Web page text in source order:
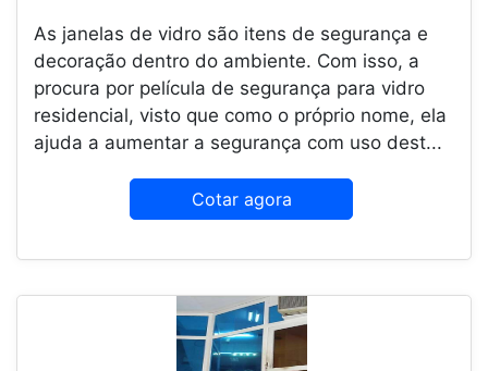
As janelas de vidro são itens de segurança e
decoração dentro do ambiente. Com isso, a
procura por película de segurança para vidro
residencial, visto que como o próprio nome, ela
ajuda a aumentar a segurança com uso dest...
Cotar agora